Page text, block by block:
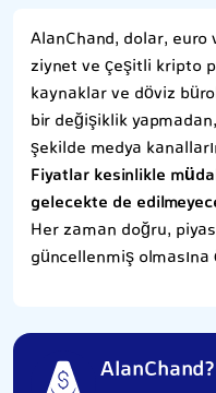
AlanChand, dolar, euro
ziynet ve çeşitli kripto
kaynaklar ve döviz
bir değişiklik
şekilde medya
Fiyatlar kesinlikle
gelecekte de
Her zaman doğru,
güncellenmiş
AlanChand?